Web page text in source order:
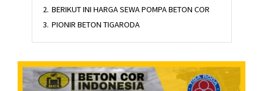
2. BERIKUT INI HARGA SEWA POMPA BETON COR
3. PIONIR BETON TIGARODA